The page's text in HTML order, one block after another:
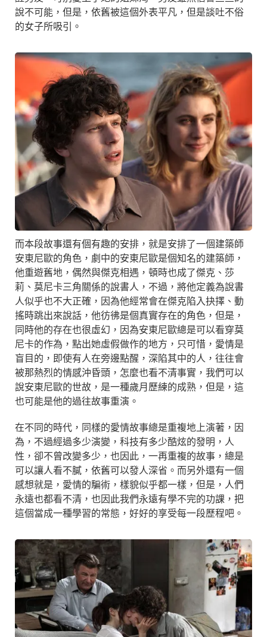
說不可能，但是，依舊被這個外表平凡，但是談吐不俗
的女子所吸引。
而本段故事還有個有趣的安排，就是安排了一個建築師
安東尼歐的角色，劇中的安東尼歐是個知名的建築師，
他重遊舊地，偶然與傑克相遇，頓時也成了傑克、莎
莉、莫尼卡三角關係的說書人，不過，將他定義為說書
人似乎也不大正確，因為他經常會在傑克陷入抉擇、動
搖時跳出來說話，他彷彿是個真實存在的角色，但是，
同時他的存在也很虛幻，因為安東尼歐總是可以看穿莫
尼卡的作為，點出她虛假做作的地方，只可惜，愛情是
盲目的，即使有人在旁邊點醒，深陷其中的人，往往會
被那熱烈的情感沖昏頭，怎麼也看不清事實，我們可以
說安東尼歐的世故，是一種歲月歷練的成熟，但是，這
也可能是他的過往故事重演。
在不同的時代，同樣的愛情故事總是重複地上演著，因
為，不過經過多少演變，科技有多少酷炫的發明，人
性，卻不曾改變多少，也因此，一再重複的故事，總是
可以讓人看不膩，依舊可以發人深省。而另外還有一個
感想就是，愛情的騙術，樣貌似乎都一樣，但是，人們
永遠也都看不清，也因此我們永遠有學不完的功課，把
這個當成一種學習的常態，好好的享受每一段歷程吧。